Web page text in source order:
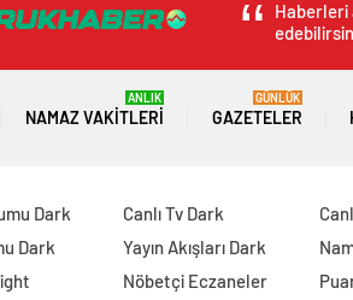
Haberleri
NAMAZ VAKITLERI
ANLIK
GAZETELER
GÜNLÜK
Dark
Dark
Canlı Tv Dark
Yayın Akışları Dark
Nöbetçi Eczaneler